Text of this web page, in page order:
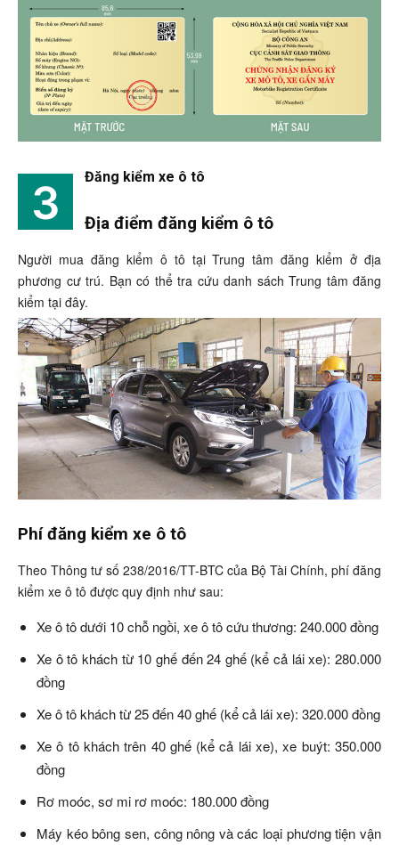
3 Đăng kiểm xe ô tô
Địa điểm đăng kiểm ô tô
Người mua đăng kiểm ô tô tại Trung tâm đăng kiểm ở địa
phương cư trú. Bạn có thể tra cứu danh sách Trung tâm đăng
kiểm tại đây.
Phí đăng kiểm xe ô tô
Theo Thông tư số 238/2016/TT-BTC của Bộ Tài Chính, phí đăng
kiểm xe ô tô được quy định như sau:
Xe ô tô dưới 10 chỗ ngồi, xe ô tô cứu thương: 240.000 đồng
Xe ô tô khách từ 10 ghế đến 24 ghế (kể cả lái xe): 280.000
đồng
Xe ô tô khách từ 25 đến 40 ghế (kể cả lái xe): 320.000 đồng
Xe ô tô khách trên 40 ghế (kể cả lái xe), xe buýt: 350.000
đồng
Rơ moóc, sơ mi rơ moóc: 180.000 đồng
Máy kéo bông sen, công nông và các loại phương tiện vận